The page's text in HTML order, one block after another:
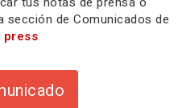
sección de Comunicados de
press